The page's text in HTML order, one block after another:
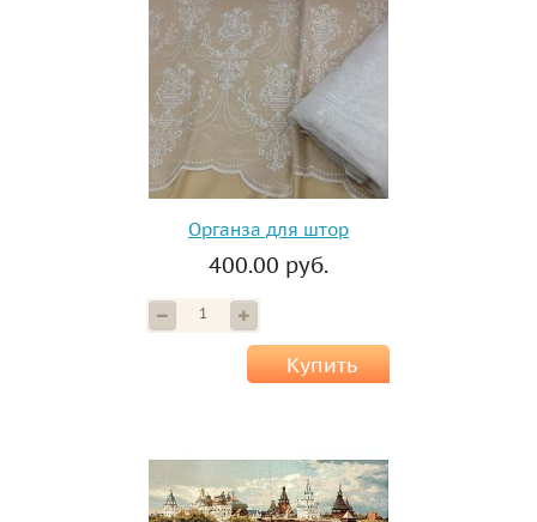
Органза для штор
400.00 руб.
Купить